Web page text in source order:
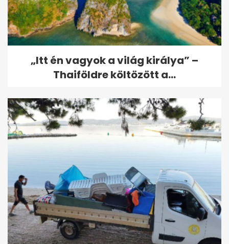
„Itt én vagyok a világ királya” –
Thaiföldre költözött a...